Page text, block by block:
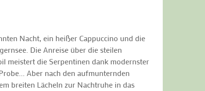
Nacht, ein heißer Cappuccino und die
Die Anreise über die steilen
meistert die Serpentinen dank modernster
Aber nach den aufmunternden
breiten Lächeln zur Nachtruhe in das